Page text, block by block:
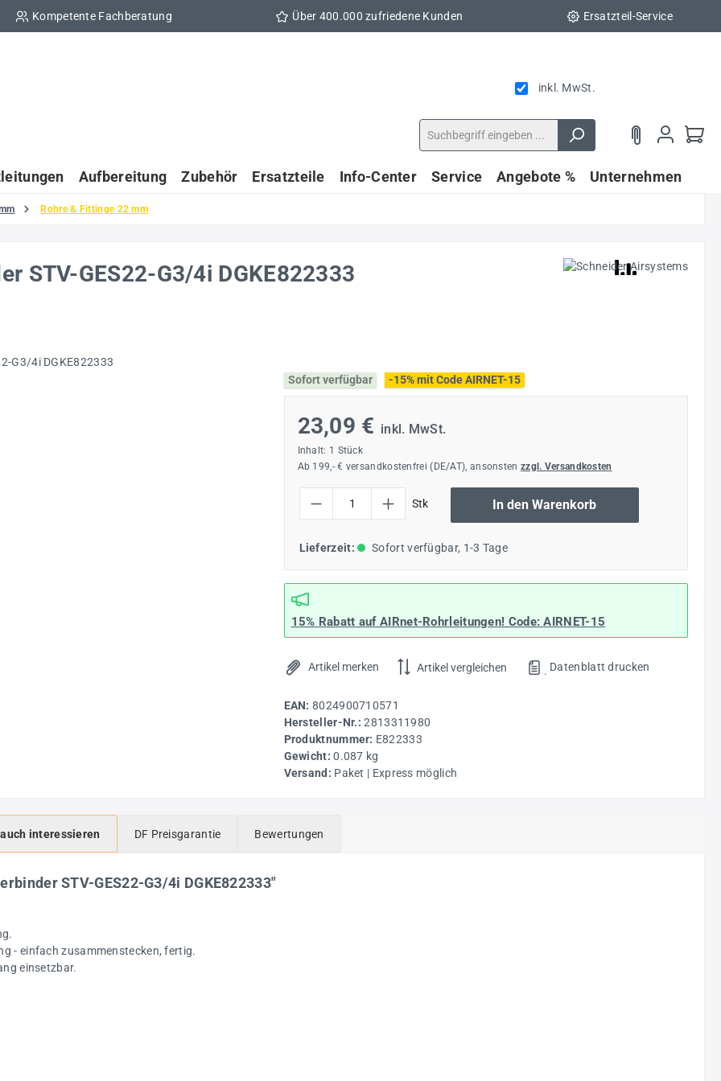
Kompetente Fachberatung Über 400.000 zufriedene Kunden Ersatzteil-Service
inkl. MwSt.
Aufbereitung Zubehör Ersatzteile Info-Center Service Angebote % Unternehmen
Rohre & Fittinge 22 mm
STV-GES22-G3/4i DGKE822333
Sofort verfügbar
-15% mit Code AIRNET-15
23,09 € inkl. MwSt.
Inhalt: 1 Stück
Ab 199,- € versandkostenfrei (DE/AT), ansonsten zzgl. Versandkosten
Stk In den Warenkorb
Lieferzeit: Sofort verfügbar, 1-3 Tage
15% Rabatt auf AIRnet-Rohrleitungen! Code:AIRNET-15
Artikel merken Artikel vergleichen . Datenblatt drucken
EAN: 8024900710571
Hersteller-Nr.:2813311980
Produktnummer: E822333
Gewicht:0.087 kg
Versand: Paket | Express möglich
interessieren DF Preisgarantie Bewertungen
STV-GES22-G3/4i DGKE822333"
- einfach zusammenstecken, fertig.
einsetzbar.